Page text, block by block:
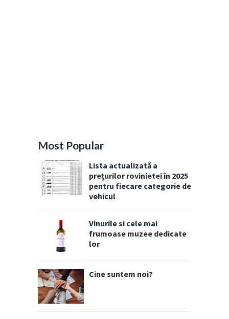
Most Popular
Lista actualizată a
prețurilor rovinietei în 2025
pentru fiecare categorie de
vehicul
Vinurile si cele mai
frumoase muzee dedicate
lor
Cine suntem noi?